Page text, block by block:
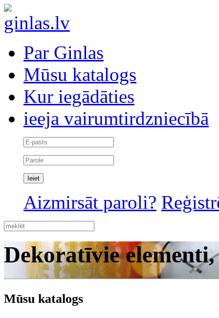
Par Ginlas
Mūsu katalogs
Kur iegādāties
ieeja vairumtirdzniecībā
Aizmirsāt paroli?
Dekoratīvie
Mūsu katalogs